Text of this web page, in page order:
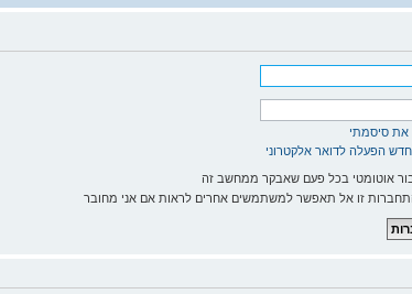
את סיסמתי
הפעלה לדואר אלקטרוני
אוטומטי בכל פעם שאבקר ממחשב זה
זו אל תאפשר למשתמשים אחרים לראות אם אני מחובר